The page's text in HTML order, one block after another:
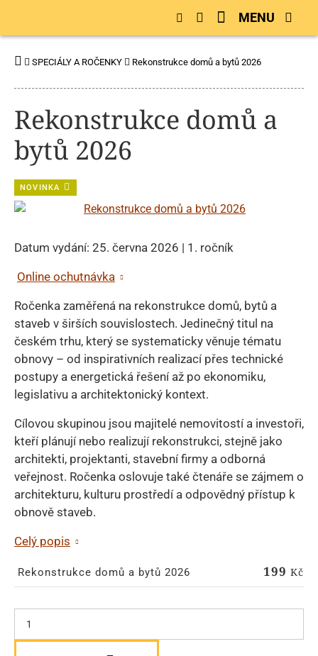
SPECIÁLY A ROČENKY Rekonstrukce domů a bytů 2026
Rekonstrukce domů a
bytů 2026
NOVINKA
Datum vydání: 25. června 2026 | 1. ročník
Online ochutnávka
Ročenka zaměřená na rekonstrukce domů, bytů a
staveb v širších souvislostech. Jedinečný titul na
českém trhu, který se systematicky věnuje tématu
obnovy – od inspirativních realizací přes technické
postupy a energetická řešení až po ekonomiku,
legislativu a architektonický kontext.
Cílovou skupinou jsou majitelé nemovitostí a investoři,
kteří plánují nebo realizují rekonstrukci, stejně jako
architekti, projektanti, stavební firmy a odborná
veřejnost. Ročenka oslovuje také čtenáře se zájmem o
architekturu, kulturu prostředí a odpovědný přístup k
obnově staveb.
Celý popis
Rekonstrukce domů a bytů 2026 199 Kč
MENU